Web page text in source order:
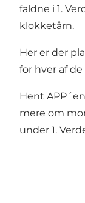
faldne i 1.
klokketårn.
Her er der
for hver af
Hent
mere om
under 1.